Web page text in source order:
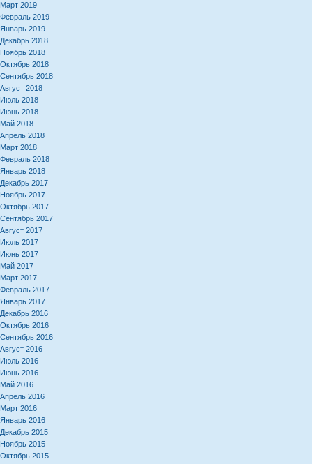
Март 2019
Февраль 2019
Январь 2019
Декабрь 2018
Ноябрь 2018
Октябрь 2018
Сентябрь 2018
Август 2018
Июль 2018
Июнь 2018
Май 2018
Апрель 2018
Март 2018
Февраль 2018
Январь 2018
Декабрь 2017
Ноябрь 2017
Октябрь 2017
Сентябрь 2017
Август 2017
Июль 2017
Июнь 2017
Май 2017
Март 2017
Февраль 2017
Январь 2017
Декабрь 2016
Октябрь 2016
Сентябрь 2016
Август 2016
Июль 2016
Июнь 2016
Май 2016
Апрель 2016
Март 2016
Январь 2016
Декабрь 2015
Ноябрь 2015
Октябрь 2015